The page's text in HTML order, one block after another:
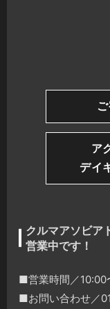
ア
デイ
クルマアソビア
営業中です！
■営業時間／10:00
■お問い合わせ／